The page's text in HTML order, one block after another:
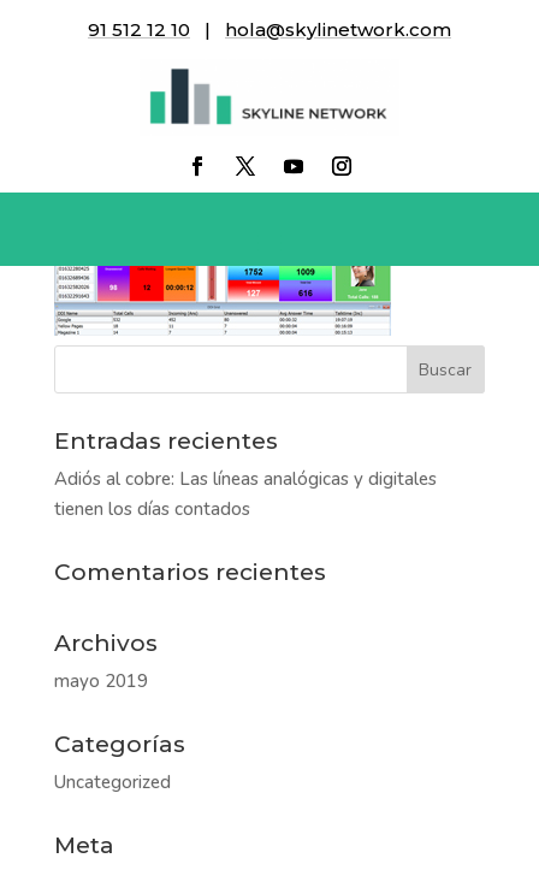
91 512 12 10 | hola@skylinetwork.com
report-cms
Entradas recientes
Adiós al cobre: Las líneas analógicas y digitales
tienen los días contados
Comentarios recientes
Archivos
mayo 2019
Categorías
Uncategorized
Meta